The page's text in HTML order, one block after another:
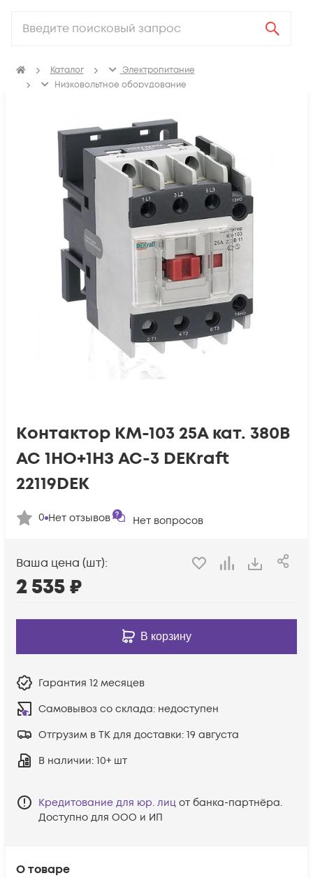
Каталог
Электропитание
Низковольтное оборудование
О товаре
Контактор КМ-103 25А кат. 380В
AC 1НО+1НЗ AC-3 DEKraft
22119DEK
0 Нет отзывов Нет вопросов
Ваша цена (шт):
2 535₽
В корзину
Гарантия 12 месяцев
Самовывоз со склада: недоступен
Отгрузим в ТК для доставки: 19 августа
В наличии: 10+ шт
Кредитование для юр. лиц от банка-партнёра.
Доступно для ООО и ИП